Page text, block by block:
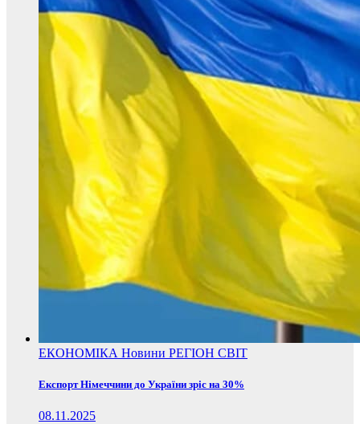
ЕКОНОМІКА Новини РЕГІОН СВІТ
Експорт Німеччини до України зріс на 30%
08.11.2025